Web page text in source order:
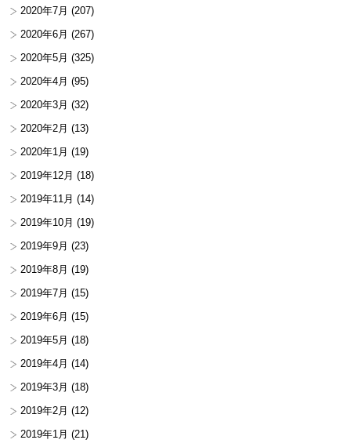
2020年7月 (207)
2020年6月 (267)
2020年5月 (325)
2020年4月 (95)
2020年3月 (32)
2020年2月 (13)
2020年1月 (19)
2019年12月 (18)
2019年11月 (14)
2019年10月 (19)
2019年9月 (23)
2019年8月 (19)
2019年7月 (15)
2019年6月 (15)
2019年5月 (18)
2019年4月 (14)
2019年3月 (18)
2019年2月 (12)
2019年1月 (21)